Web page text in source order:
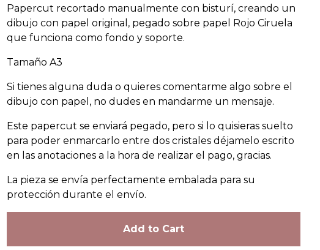
Papercut recortado manualmente con bisturí, creando un
dibujo con papel original, pegado sobre papel Rojo Ciruela
que funciona como fondo y soporte.
Tamaño A3
Si tienes alguna duda o quieres comentarme algo sobre el
dibujo con papel, no dudes en mandarme un mensaje.
Este papercut se enviará pegado, pero si lo quisieras suelto
para poder enmarcarlo entre dos cristales déjamelo escrito
en las anotaciones a la hora de realizar el pago, gracias.
La pieza se envía perfectamente embalada para su
protección durante el envío.
Add to Cart